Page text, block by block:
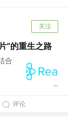
关注
”的重生之路
合
评论